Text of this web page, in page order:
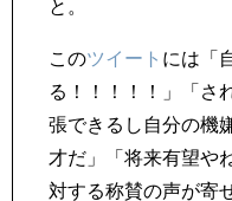
と。
このツイート には「
る！！！！！」「さ
張できるし自分の機
才だ」「将来有望や
対する称賛の声が寄